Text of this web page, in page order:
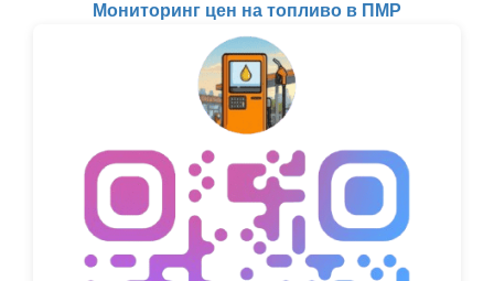
Мониторинг цен на топливо в ПМР